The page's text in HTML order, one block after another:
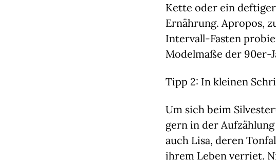
Kette oder ein
Ernährung. Apropos,
Intervall-Fasten
Modelmaße der 90er-
Tipp 2: In kleinen
Um sich beim
gern in der
auch Lisa, deren
ihrem Leben verriet.